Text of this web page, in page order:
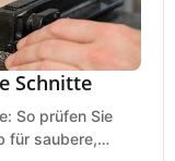
Schnitte
So prüfen Sie
für saubere,